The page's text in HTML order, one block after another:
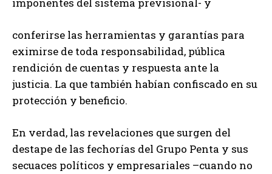
imponentes del sistema previsional- y
conferirse las herramientas y garantías para
eximirse de toda responsabilidad, pública
rendición de cuentas y respuesta ante la
justicia. La que también habían confiscado en su
protección y beneficio.
En verdad, las revelaciones que surgen del
destape de las fechorías del Grupo Penta y sus
secuaces políticos y empresariales –cuando no